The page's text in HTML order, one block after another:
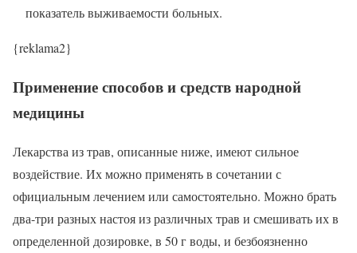
показатель выживаемости больных.
{reklama2}
Применение способов и средств народной
медицины
Лекарства из трав, описанные ниже, имеют сильное
воздействие. Их можно применять в сочетании с
официальным лечением или самостоятельно. Можно брать
два-три разных настоя из различных трав и смешивать их в
определенной дозировке, в 50 г воды, и безбоязненно